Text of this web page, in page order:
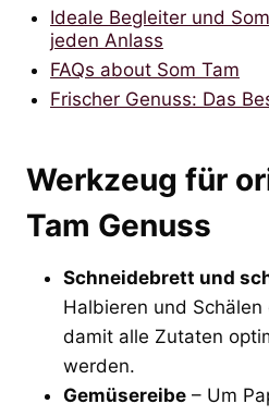
Ideale Begleiter und
jeden Anlass
FAQs about Som Tam
Frischer Genuss: Das
Werkzeug für
Tam Genuss
Schneidebrett und
Halbieren und
damit alle Zutaten
werden.
Gemüsereibe – Um